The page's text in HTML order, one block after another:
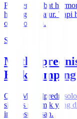
Pemberian obat
haid agar teratur. Tapi
obat hormon.
Seks
Efek Samping
Obat
sintetis sistemik yang
imunosupresan.